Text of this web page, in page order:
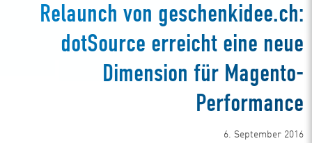
Relaunch von geschenkidee.ch:
dotSource erreicht eine neue
Dimension für Magento-
Performance
6. September 2016